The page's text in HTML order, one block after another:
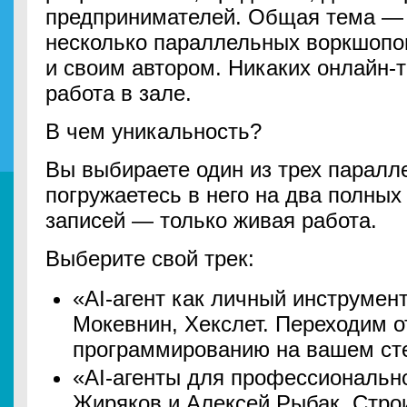
предпринимателей. Общая тема
несколько параллельных
и своим автором. Никаких онлайн-
работа в зале.
В чем уникальность?
Вы выбираете один из трех
погружаетесь в него на два
записей — только живая работа.
Выберите свой трек:
«AI-агент как личный
Мокевнин, Хекслет. Переходим
программированию на вашем
«AI-агенты для